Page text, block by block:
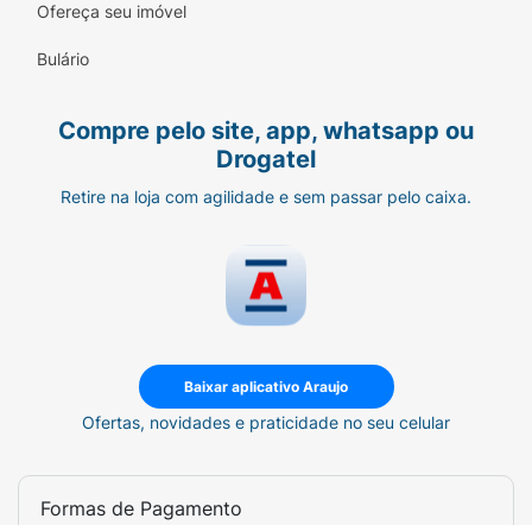
Ofereça seu imóvel
Bulário
Compre pelo site, app, whatsapp ou
Drogatel
Retire na loja com agilidade e sem passar pelo caixa.
Baixar aplicativo Araujo
Ofertas, novidades e praticidade no seu celular
Formas de Pagamento